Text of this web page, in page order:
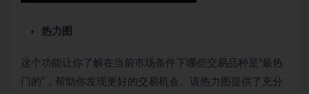
热力图
这个功能让你了解在当前市场条件下哪些交易品种是“最热
门的”，帮助你发现更好的交易机会。该热力图提供了充分